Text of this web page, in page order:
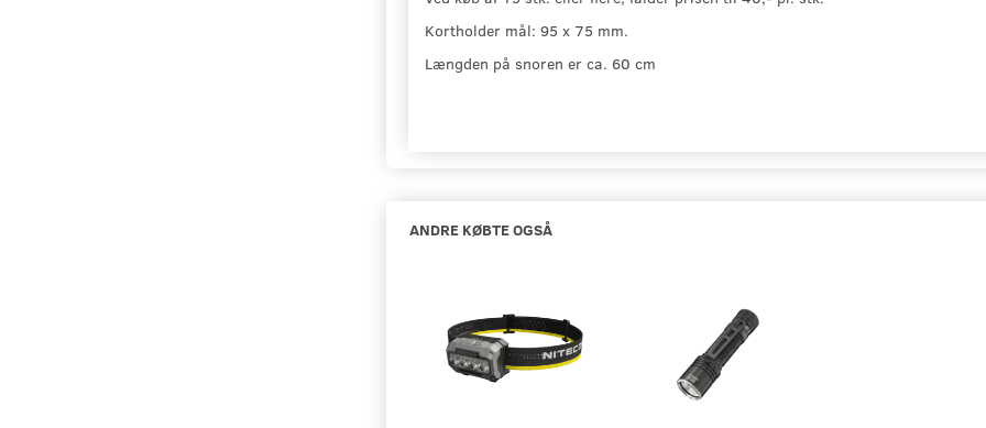
Kortholder mål: 95 x 75 mm.
Længden på snoren er ca. 60 cm
ANDRE KØBTE OGSÅ